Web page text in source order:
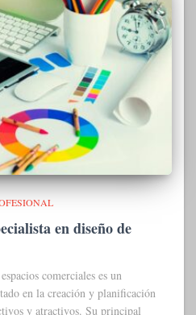
en diseño de
comerciales es un
en la creación y planificación
y atractivos. Su principal